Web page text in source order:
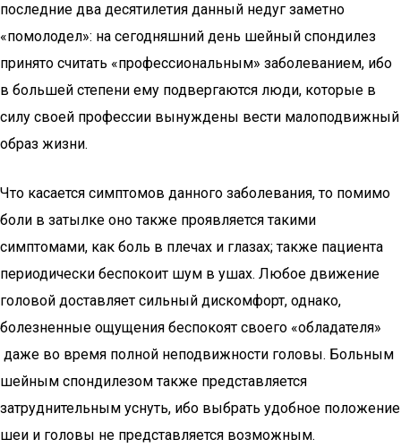
последние два десятилетия данный недуг заметно
«помолодел»: на сегодняшний день шейный спондилез
принято считать «профессиональным» заболеванием, ибо
в большей степени ему подвергаются люди, которые в
силу своей профессии вынуждены вести малоподвижный
образ жизни.
Что касается симптомов данного заболевания, то помимо
боли в затылке оно также проявляется такими
симптомами, как боль в плечах и глазах; также пациента
периодически беспокоит шум в ушах. Любое движение
головой доставляет сильный дискомфорт, однако,
болезненные ощущения беспокоят своего «обладателя»
даже во время полной неподвижности головы. Больным
шейным спондилезом также представляется
затруднительным уснуть, ибо выбрать удобное положение
шеи и головы не представляется возможным.